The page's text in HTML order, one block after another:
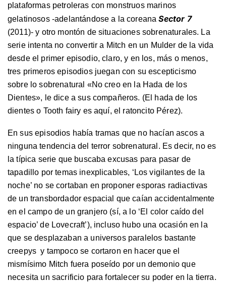
plataformas petroleras con monstruos marinos
gelatinosos -adelantándose a la coreanaSector 7
(2011)- y otro montón de situaciones sobrenaturales. La
serie intenta no convertir a Mitch en un Mulder de la vida
desde el primer episodio, claro, y en los, más o menos,
tres primeros episodios juegan con su escepticismo
sobre lo sobrenatural «No creo en la Hada de los
Dientes», le dice a sus compañeros. (El hada de los
dientes o Tooth fairy es aquí, el ratoncito Pérez).
En sus episodios había tramas que no hacían ascos a
ninguna tendencia del terror sobrenatural. Es decir, no es
la típica serie que buscaba excusas para pasar de
tapadillo por temas inexplicables, ‘Los vigilantes de la
noche’ no se cortaban en proponer esporas radiactivas
de un transbordador espacial que caían accidentalmente
en el campo de un granjero (sí, a lo ‘El color caído del
espacio’ de Lovecraft’), incluso hubo una ocasión en la
que se desplazaban a universos paralelos bastante
creepys y tampoco se cortaron en hacer que el
mismísimo Mitch fuera poseído por un demonio que
necesita un sacrificio para fortalecer su poder en la tierra.